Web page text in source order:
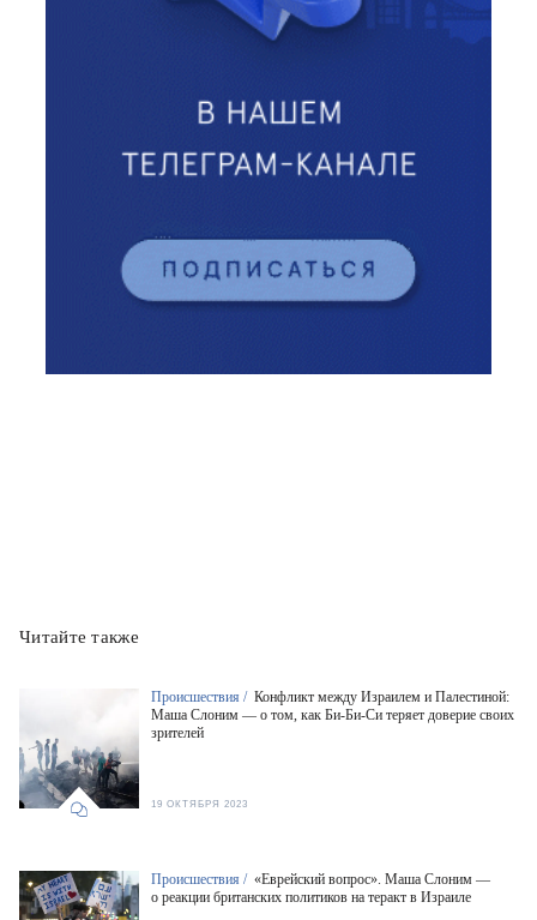
Читайте также
Происшествия / Конфликт между Израилем и Палестиной:
Маша Слоним — о том, как Би-Би-Си теряет доверие своих
зрителей
19 ОКТЯБРЯ 2023
Происшествия / «Еврейский вопрос». Маша Слоним —
о реакции британских политиков на теракт в Израиле